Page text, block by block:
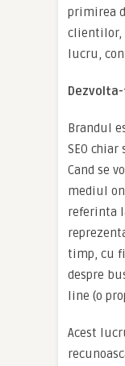
primirea
clientilor,
lucru,
Brandul
SEO
Cand se
mediul
referinta
timp, cu
despre
line (o
Acest